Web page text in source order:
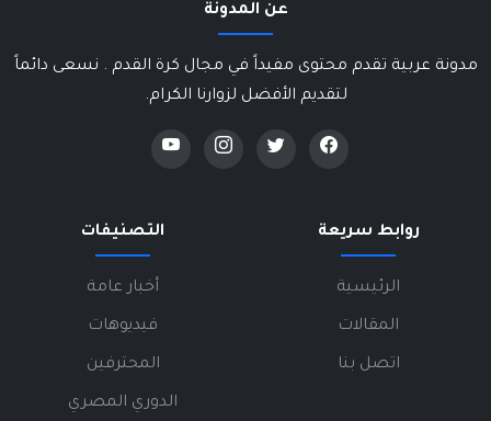
عن المدونة
مدونة عربية تقدم محتوى مفيداً في مجال كرة القدم . نسعى دائماً
لتقديم الأفضل لزوارنا الكرام.
روابط سريعة
الرئيسية
المقالات
اتصل بنا
التصنيفات
أخبار عامة
فيديوهات
المحترفين
الدوري المصري